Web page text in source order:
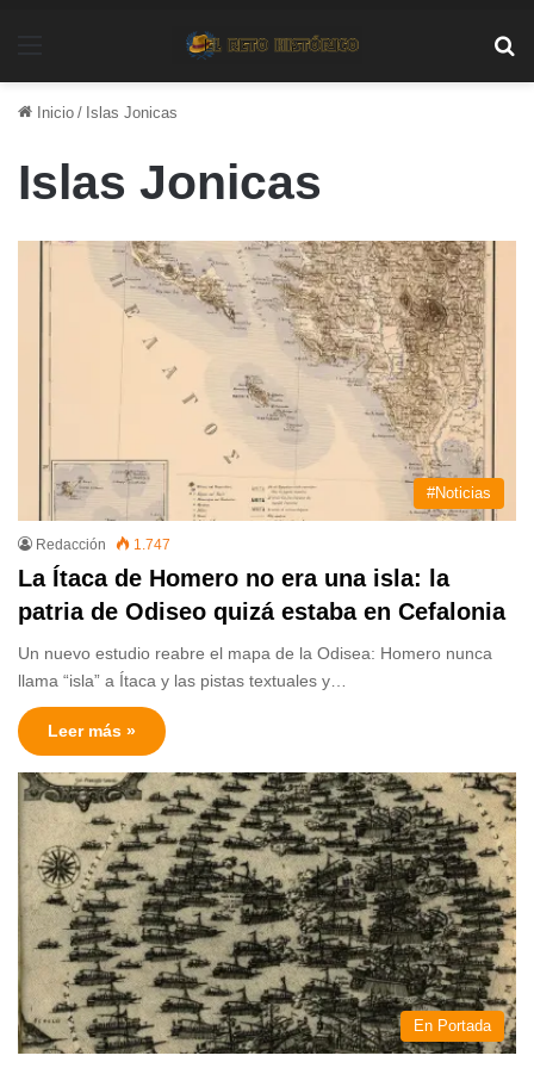
Inicio / Islas Jonicas
Islas Jonicas
#Noticias
Redacción 1.747
La Ítaca de Homero no era una isla: la
patria de Odiseo quizá estaba en Cefalonia
Un nuevo estudio reabre el mapa de la Odisea: Homero nunca
llama “isla” a Ítaca y las pistas textuales y…
Leer más »
En Portada